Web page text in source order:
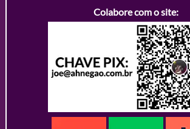
Colabore com o site: